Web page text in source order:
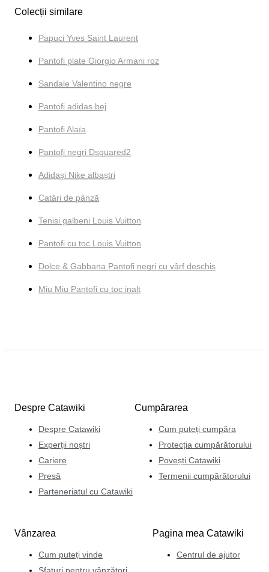
Colecții similare
Papuci Yves Saint Laurent
Pantofi plate Giorgio Armani roz
Sandale Valentino negre
Pantofi adidas bej
Pantofi Alaïa
Pantofi negri Dsquared2
Adidași Nike albaștri
Catâri de pânză
Tenisi galbeni Louis Vuitton
Pantofi cu toc Louis Vuitton
Dolce & Gabbana Pantofi negri cu vârf deschis
Miu Miu Pantofi cu toc inalt
Despre Catawiki
Despre Catawiki
Experții noștri
Cariere
Presă
Parteneriatul cu Catawiki
Cumpărarea
Cum puteți cumpăra
Protecția cumpărătorului
Povești Catawiki
Termenii cumpărătorului
Vânzarea
Cum puteți vinde
Pagina mea Catawiki
Centrul de ajutor